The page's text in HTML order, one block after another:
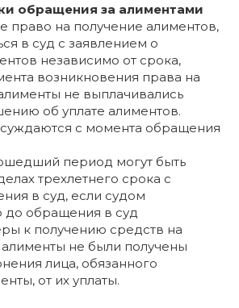
обращения за алиментами
право на получение алиментов,
в суд с заявлением о
независимо от срока,
возникновения права на
не выплачивались
об уплате алиментов.
с момента обращения
период могут быть
трехлетнего срока с
в суд, если судом
до обращения в суд
к получению средств на
не были получены
лица, обязанного
от их уплаты.